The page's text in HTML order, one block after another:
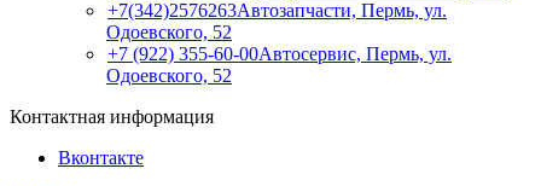
+7(342)2576263Автозапчасти, Пермь, ул.
Одоевского, 52
+7 (922) 355-60-00Автосервис, Пермь, ул.
Одоевского, 52
Контактная информация
Вконтакте